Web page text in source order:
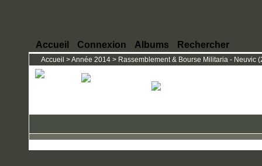
Accueil Connexion Albums Rechercher
Accueil >Année 2014 > Rassemblement & Bourse Militaria - Neuvic